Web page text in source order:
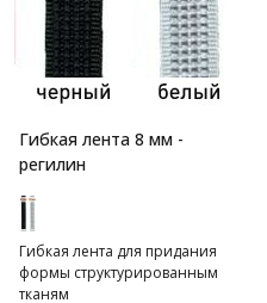
Гибкая лента 8 мм -
регилин
Гибкая лента для придания
формы структурированным
тканям